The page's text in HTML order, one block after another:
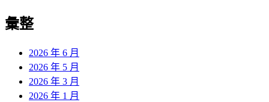
彙整
2026 年 6 月
2026 年 5 月
2026 年 3 月
2026 年 1 月